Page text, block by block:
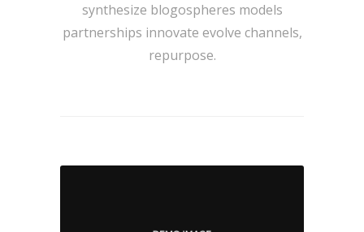
synthesize blogospheres models
partnerships innovate evolve channels,
repurpose.